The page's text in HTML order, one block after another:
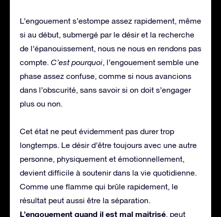
L’engouement s’estompe assez rapidement, même
si au début, submergé par le désir et la recherche
de l’épanouissement, nous ne nous en rendons pas
compte. C’est pourquoi, l’engouement semble une
phase assez confuse, comme si nous avancions
dans l’obscurité, sans savoir si on doit s’engager
plus ou non.
Cet état ne peut évidemment pas durer trop
longtemps. Le désir d’être toujours avec une autre
personne, physiquement et émotionnellement,
devient difficile à soutenir dans la vie quotidienne.
Comme une flamme qui brûle rapidement, le
résultat peut aussi être la séparation.
L’engouement quand il est mal maitrisé, peut